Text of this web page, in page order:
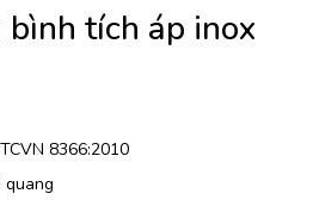
tích áp inox
8366:2010
quang